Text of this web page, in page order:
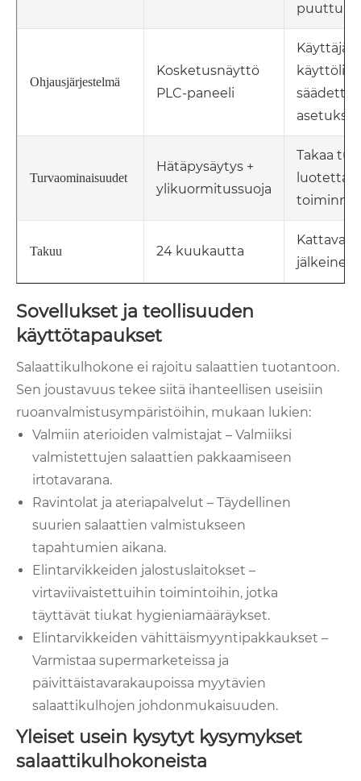
Ohjausjärjestelmä
Kosketusnäyttö
PLC-paneeli
Turvaominaisuudet
Hätäpysäytys +
ylikuormitussuoja
Takaa
Takuu 24 kuukautta
Kattava
jälkeinen
Sovellukset ja teollisuuden
käyttötapaukset
Salaattikulhokone ei rajoitu salaattien tuotantoon.
Sen joustavuus tekee siitä ihanteellisen useisiin
ruoanvalmistusympäristöihin, mukaan lukien:
Valmiin aterioiden valmistajat – Valmiiksi
valmistettujen salaattien pakkaamiseen
irtotavarana.
Ravintolat ja ateriapalvelut – Täydellinen
suurien salaattien valmistukseen
tapahtumien aikana.
Elintarvikkeiden jalostuslaitokset –
virtaviivaistettuihin toimintoihin, jotka
täyttävät tiukat hygieniamääräykset.
Elintarvikkeiden vähittäismyyntipakkaukset –
Varmistaa supermarketeissa ja
päivittäistavarakaupoissa myytävien
salaattikulhojen johdonmukaisuuden.
Yleiset usein kysytyt kysymykset
salaattikulhokoneista